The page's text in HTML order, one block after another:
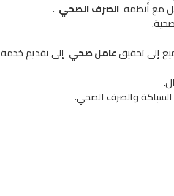
مع أنظمة الصرف الصحي .
إلى تحقيقعامل صحي إلى تقديم خدمة
السباكة والصرف الصحي.